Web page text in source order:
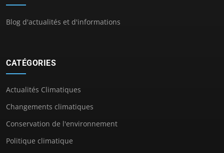
Blog d'actualités et d'informations
CATÉGORIES
Actualités Climatiques
Changements climatiques
Conservation de l'environnement
Politique climatique